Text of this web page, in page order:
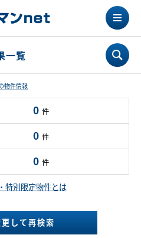
一覧
物件情報
0 件
0 件
0 件
特別限定物件とは
して再検索